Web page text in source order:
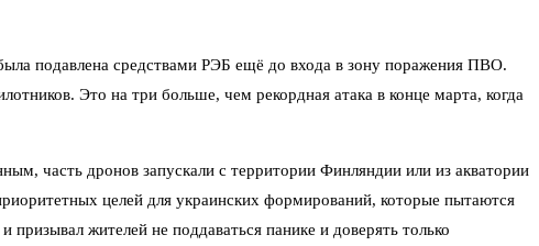
подавлена средствами РЭБ ещё до входа в зону поражения ПВО.
Это на три больше, чем рекордная атака в конце марта, когда
часть дронов запускали с территории Финляндии или из акватории
целей для украинских формирований, которые пытаются
жителей не поддаваться панике и доверять только